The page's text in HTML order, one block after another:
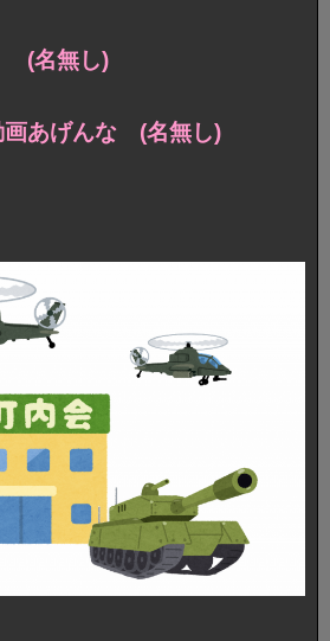
(名無し)
画あげんな (名無し)